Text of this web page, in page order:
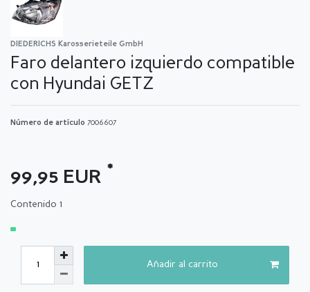
DIEDERICHS Karosserieteile GmbH
Faro delantero izquierdo compatible
con Hyundai GETZ
Número de artículo 7006607
99,95 EUR *
Contenido 1
Añadir al carrito